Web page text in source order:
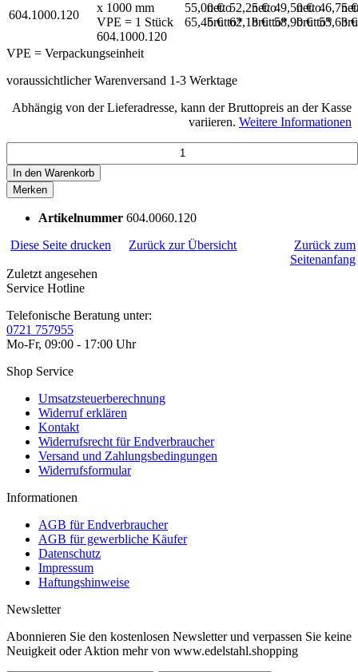
604.1000.120
x 1000 mm
VPE = 1 Stück
604.1000.120
55,00 €
netto
65,45 €
brutto*
52,25 €
netto
62,18 €brutto*
49,50 €
netto
58,90 €
brutto*
46,75
55,63
VPE = Verpackungseinheit
voraussichtlicher Warenversand 1-3 Werktage
Abhängig von der Lieferadresse, kann der Bruttopreis an der Kasse
variieren. Weitere Informationen
In den Warenkorb
Merken
Artikelnummer 604.0060.120
Diese Seite drucken
Zurück zur Übersicht
Zurück zum
Seitenanfang
Zuletzt angesehen
Service Hotline
Telefonische Beratung unter:
0721 757955
Mo-Fr, 09:00 - 17:00 Uhr
Shop Service
Umsatzsteuerberechnung
Widerruf erklären
Kontakt
Widerrufsrecht für Endverbraucher
Versand und Zahlungsbedingungen
Widerrufsformular
Informationen
AGB für Endverbraucher
AGB für gewerbliche Käufer
Datenschutz
Impressum
Haftungshinweise
Newsletter
Abonnieren Sie den kostenlosen Newsletter und verpassen Sie keine
Neuigkeit oder Aktion mehr von www.edelstahl.shopping